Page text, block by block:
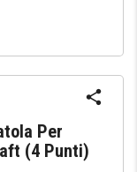
Per
(4 Punti)